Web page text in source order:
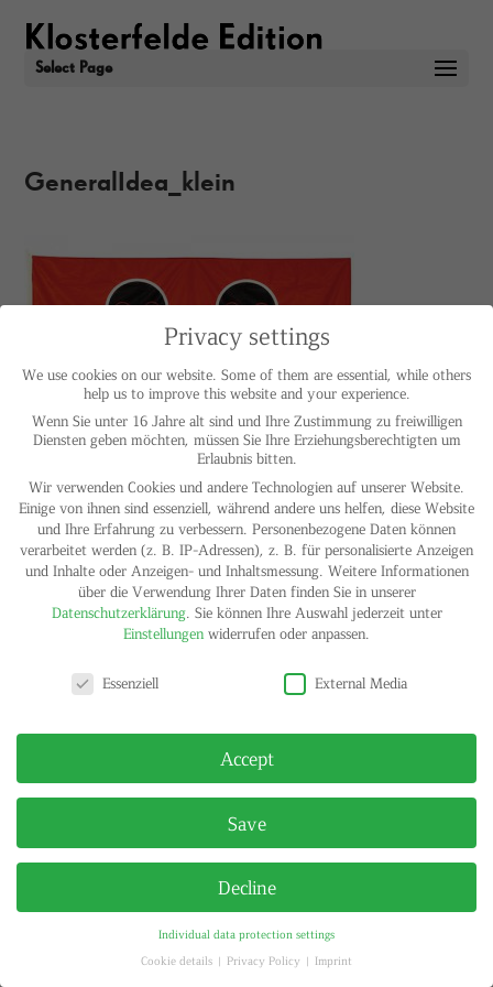
Select Page
GeneralIdea_klein
IMPRINT
PRIVACY POLICY
© HELGA MARIA KLOSTERFELDE | ALL RIGHTS RESERVED
Privacy settings
We use cookies on our website. Some of them are essential, while others
help us to improve this website and your experience.
Wenn Sie unter 16 Jahre alt sind und Ihre Zustimmung zu freiwilligen
Diensten geben möchten, müssen Sie Ihre Erziehungsberechtigten um
Erlaubnis bitten.
Wir verwenden Cookies und andere Technologien auf unserer Website.
Einige von ihnen sind essenziell, während andere uns helfen, diese Website
und Ihre Erfahrung zu verbessern. Personenbezogene Daten können
verarbeitet werden (z. B. IP-Adressen), z. B. für personalisierte Anzeigen
und Inhalte oder Anzeigen- und Inhaltsmessung. Weitere Informationen
über die Verwendung Ihrer Daten finden Sie in unserer
Datenschutzerklärung. Sie können Ihre Auswahl jederzeit unter
Einstellungen widerrufen oder anpassen.
Essenziell
External Media
Accept
Save
Decline
Individual data protection settings
Cookie details
Privacy Policy Imprint